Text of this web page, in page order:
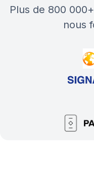
plus de 800 000+ voyageurs et partenaires
nous